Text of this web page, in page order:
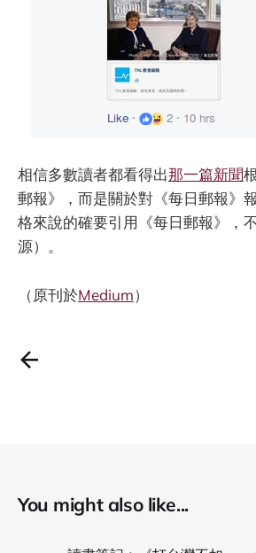
相信多數讀者都看得出那一篇新聞
郵報》，而是關於對《每日郵報》
格來說的確要引用《每日郵報》，
源）。
（原刊於Medium）
You might also like...